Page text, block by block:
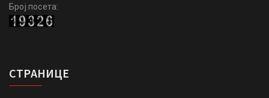
Број посета:
СТРАНИЦЕ